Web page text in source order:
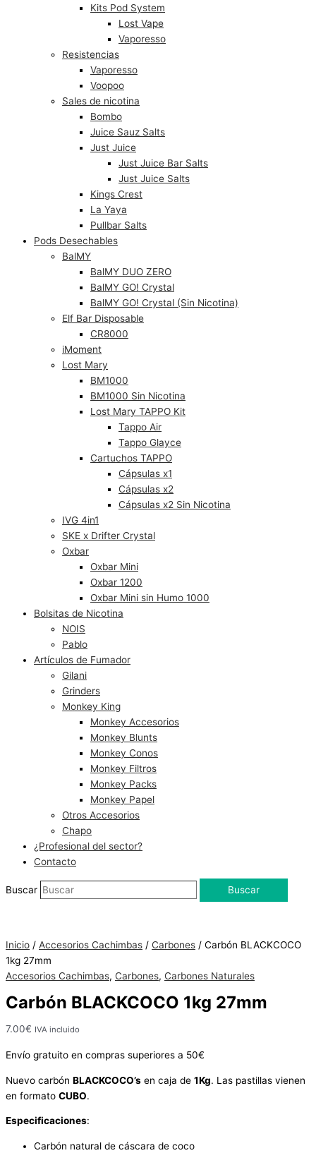
Kits Pod System
Lost Vape
Vaporesso
Resistencias
Vaporesso
Voopoo
Sales de nicotina
Bombo
Juice Sauz Salts
Just Juice
Just Juice Bar Salts
Just Juice Salts
Kings Crest
La Yaya
Pullbar Salts
Pods Desechables
BalMY
BalMY DUO ZERO
BalMY GO! Crystal
BalMY GO! Crystal (Sin Nicotina)
Elf Bar Disposable
CR8000
iMoment
Lost Mary
BM1000
BM1000 Sin Nicotina
Lost Mary TAPPO Kit
Tappo Air
Tappo Glayce
Cartuchos TAPPO
Cápsulas x1
Cápsulas x2
Cápsulas x2 Sin Nicotina
IVG 4in1
SKE x Drifter Crystal
Oxbar
Oxbar Mini
Oxbar 1200
Oxbar Mini sin Humo 1000
Bolsitas de Nicotina
NOIS
Pablo
Artículos de Fumador
Gilani
Grinders
Monkey King
Monkey Accesorios
Monkey Blunts
Monkey Conos
Monkey Filtros
Monkey Packs
Monkey Papel
Otros Accesorios
Chapo
¿Profesional del sector?
Contacto
Buscar Buscar
Inicio / Accesorios Cachimbas / Carbones / Carbón BLACKCOCO
1kg 27mm
Accesorios Cachimbas, Carbones, Carbones Naturales
Carbón BLACKCOCO 1kg 27mm
7.00€ IVA incluido
Envío gratuito en compras superiores a 50€
Nuevo carbón BLACKCOCO’s en caja de 1Kg. Las pastillas vienen
en formato CUBO.
Especificaciones:
Carbón natural de cáscara de coco